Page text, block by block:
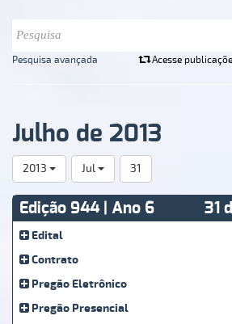
Pesquisa avançada Acesse
Julho de 2013
2013 Jul 31
Edição 944 | Ano 6 31
Edital
Contrato
Pregão Eletrônico
Pregão Presencial